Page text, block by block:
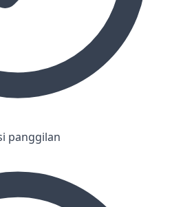
panggilan